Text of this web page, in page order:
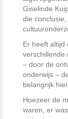
Giselinde
die
Er heeft altijd
verschillende
– door de
onderwijs –
belangrijk
Hoezeer de
waren, er